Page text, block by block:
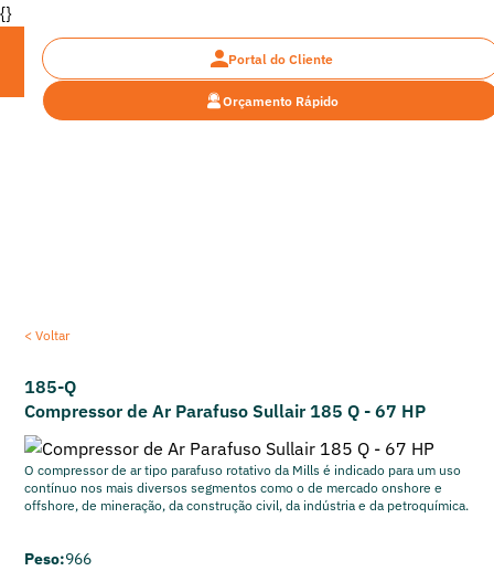
{}
Orçamento Rápido
Portal do Cliente
< Voltar
185-Q
Compressor de Ar Parafuso Sullair 185 Q - 67 HP
O compressor de ar tipo parafuso rotativo da Mills é indicado para um uso
contínuo nos mais diversos segmentos como o de mercado onshore e
offshore, de mineração, da construção civil, da indústria e da petroquímica.
Peso:966